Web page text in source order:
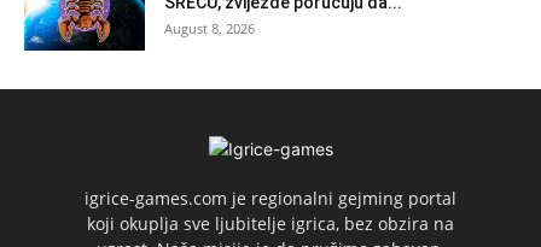
August 8, 2026
igrice-games.com je regionalni gejming portal
koji okuplja sve ljubitelje igrica, bez obzira na